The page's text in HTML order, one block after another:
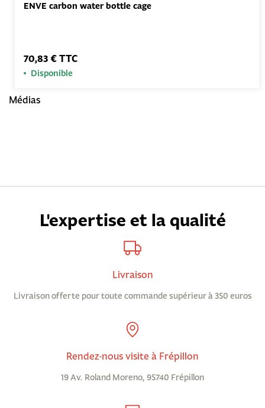
ENVE carbon water bottle cage
70,83 € TTC
Disponible
Médias
L'expertise et la qualité
Livraison
Livraison offerte pour toute commande supérieur à 350 euros
Rendez-nous visite à Frépillon
19 Av. Roland Moreno, 95740 Frépillon